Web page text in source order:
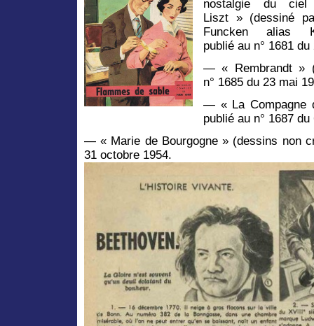
nostalgie du ciel
Liszt » (dessiné
Funcken alias
publié au n° 1681
— « Rembrandt »
n° 1685 du 23 mai
— « La Compagne
publié au n° 1687
— « Marie de Bourgogne » (dessins non
31 octobre 1954.